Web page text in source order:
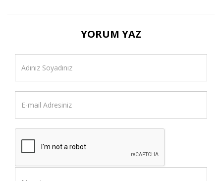
YORUM YAZ